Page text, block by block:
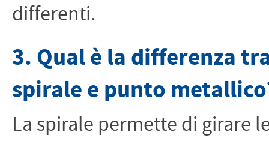
differenti.
3. Qual è la differenza
spirale e punto
La spirale permette di girare